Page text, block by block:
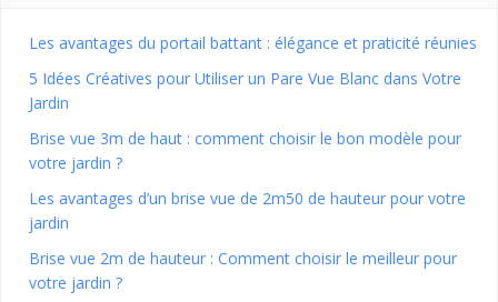
Les avantages du portail battant : élégance et praticité réunies
5 Idées Créatives pour Utiliser un Pare Vue Blanc dans Votre
Jardin
Brise vue 3m de haut : comment choisir le bon modèle pour
votre jardin ?
Les avantages d’un brise vue de 2m50 de hauteur pour votre
jardin
Brise vue 2m de hauteur : Comment choisir le meilleur pour
votre jardin ?